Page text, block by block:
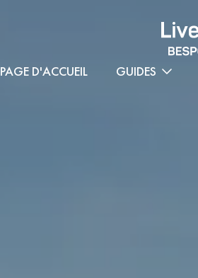
PAGE D'ACCUEIL GUIDES